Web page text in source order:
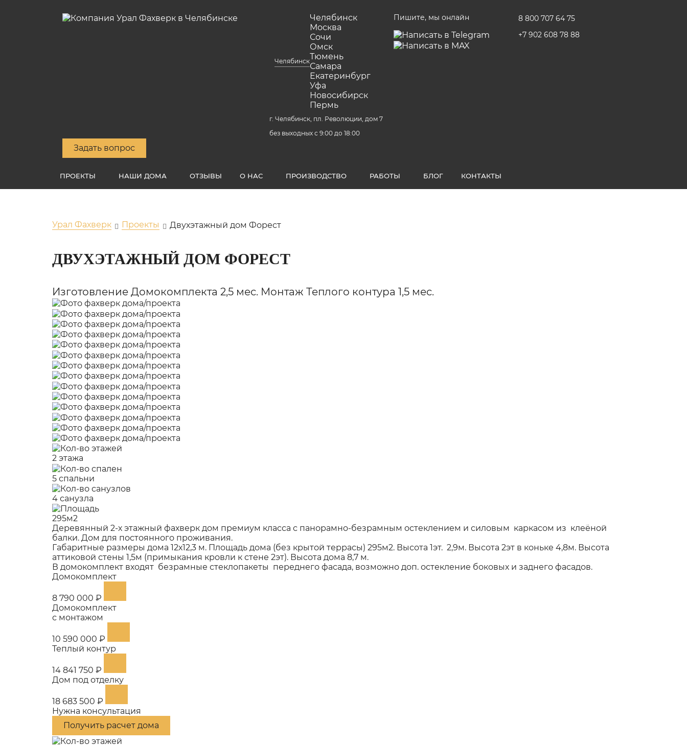
Челябинск
Челябинск
Москва
Сочи
Омск
Тюмень
Самара
Екатеринбург
Уфа
Новосибирск
Пермь
г. Челябинск, пл. Революции, дом 7
без выходных с 9:00 до 18:00
Пишите, мы онлайн
8 800 707 64 75
+7 902 608 78 88
Задать вопрос
ПРОЕКТЫ НАШИ ДОМА ОТЗЫВЫ О НАС ПРОИЗВОДСТВО РАБОТЫ БЛОГ КОНТАКТЫ
Урал Фахверк Проекты Двухэтажный дом Форест
ДВУХЭТАЖНЫЙ ДОМ ФОРЕСТ
Изготовление Домокомплекта 2,5 мес. Монтаж Теплого контура 1,5 мес.
2 этажа
5 спальни
4 санузла
295м2
Деревянный 2-х этажный фахверк дом премиум класса с панорамно-безрамным остеклением и силовым каркасом из клеёной
балки. Дом для постоянного проживания.
Габаритные размеры дома 12х12,3 м. Площадь дома (без крытой террасы) 295м2. Высота 1эт. 2,9м. Высота 2эт в коньке 4,8м. Высота
аттиковой стены 1,5м (примыкания кровли к стене 2эт). Высота дома 8,7 м.
В домокомплект входят безрамные стеклопакеты переднего фасада, возможно доп. остекление боковых и заднего фасадов.
Домокомплект
8 790 000 ₽
Домокомплект
с монтажом
10 590 000 ₽
Теплый контур
14 841 750 ₽
Дом под отделку
18 683 500 ₽
Нужна консультация
Получить расчет дома